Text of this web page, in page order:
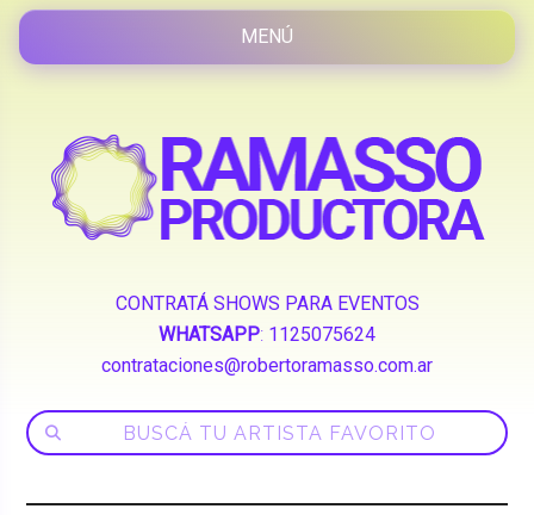
CONTRATÁ SHOWS PARA EVENTOS
WHATSAPP: 1125075624
contrataciones@robertoramasso.com.ar